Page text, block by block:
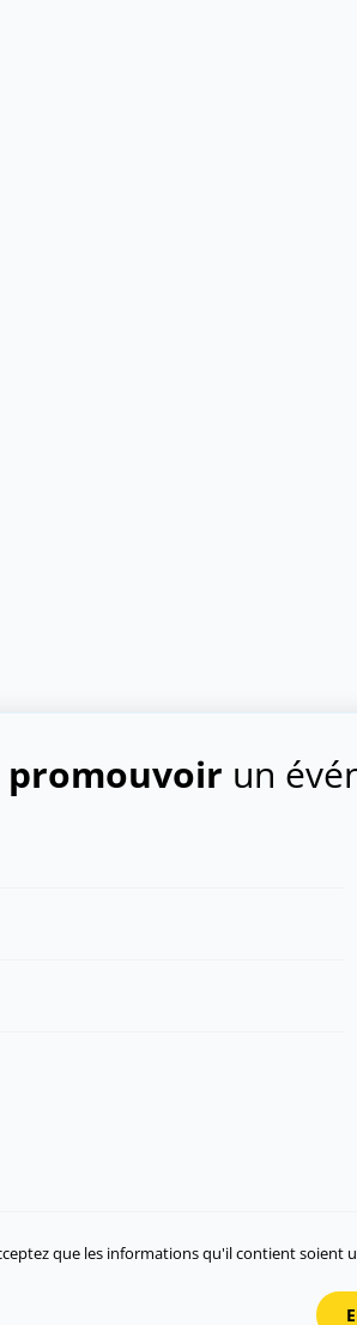
promouvoir un
que les informations qu'il contient soient